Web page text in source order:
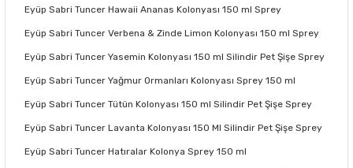
Eyüp Sabri Tuncer Hawaii Ananas Kolonyası 150 ml Sprey
Eyüp Sabri Tuncer Verbena & Zinde Limon Kolonyası 150 ml Sprey
Eyüp Sabri Tuncer Yasemin Kolonyası 150 ml Silindir Pet Şişe Sprey
Eyüp Sabri Tuncer Yağmur Ormanları Kolonyası Sprey 150 ml
Eyüp Sabri Tuncer Tütün Kolonyası 150 ml Silindir Pet Şişe Sprey
Eyüp Sabri Tuncer Lavanta Kolonyası 150 Ml Silindir Pet Şişe Sprey
Eyüp Sabri Tuncer Hatıralar Kolonya Sprey 150 ml